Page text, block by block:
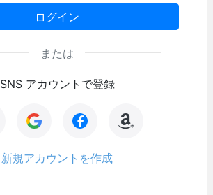
ログイン
または
SNS アカウントで登録
新規アカウントを作成